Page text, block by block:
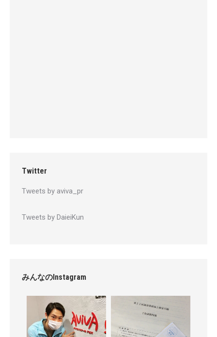
Twitter
Tweets by aviva_pr
Tweets by DaieiKun
みんなのInstagram